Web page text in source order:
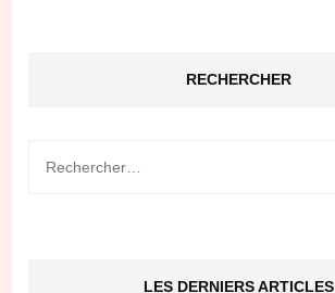
RECHERCHER
Rechercher :
LES DERNIERS ARTICLES